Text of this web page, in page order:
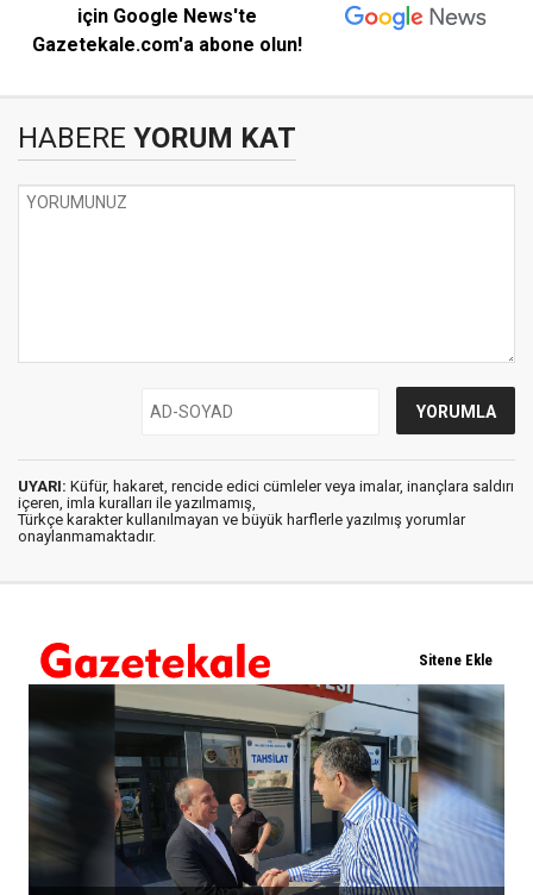
için Google News'te
Gazetekale.com'a abone olun!
HABERE YORUM KAT
UYARI: Küfür, hakaret, rencide edici cümleler veya imalar, inançlara saldırı
içeren, imla kuralları ile yazılmamış,
Türkçe karakter kullanılmayan ve büyük harflerle yazılmış yorumlar
onaylanmamaktadır.